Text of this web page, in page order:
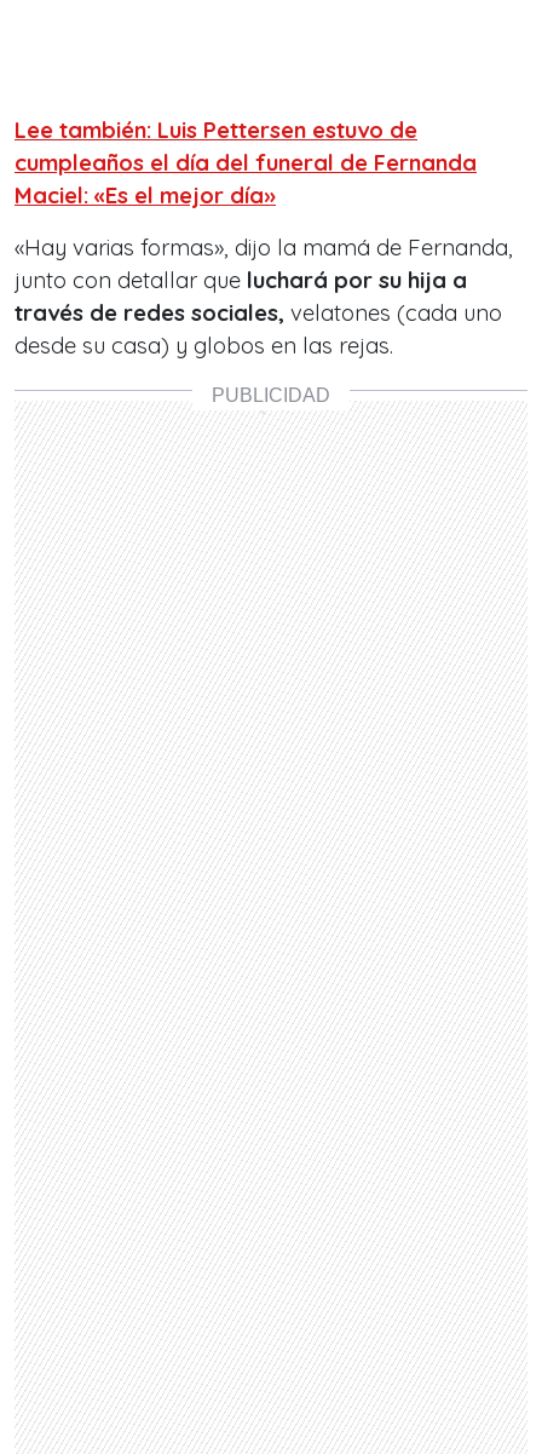
Lee también: Luis Pettersen estuvo de
cumpleaños el día del funeral de Fernanda
Maciel: «Es el mejor día»
«Hay varias formas», dijo la mamá de Fernanda,
junto con detallar que luchará por su hija a
través de redes sociales, velatones (cada uno
desde su casa) y globos en las rejas.